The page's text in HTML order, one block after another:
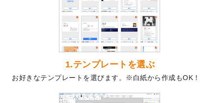
を公開いたしました。
喪中はがきのデザインテンプレート
いたしました。
2025年版1月始まりのカレンダーデザイン
テンプレート
を公開いたしました。
なりました！
プラスチックカードのデザインテンプレー
1.テンプレートを選ぶ
お好きなテンプレートを選びます。※白紙から作成もOK！